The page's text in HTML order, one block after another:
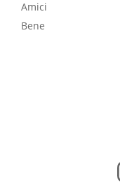
Amici
Bene